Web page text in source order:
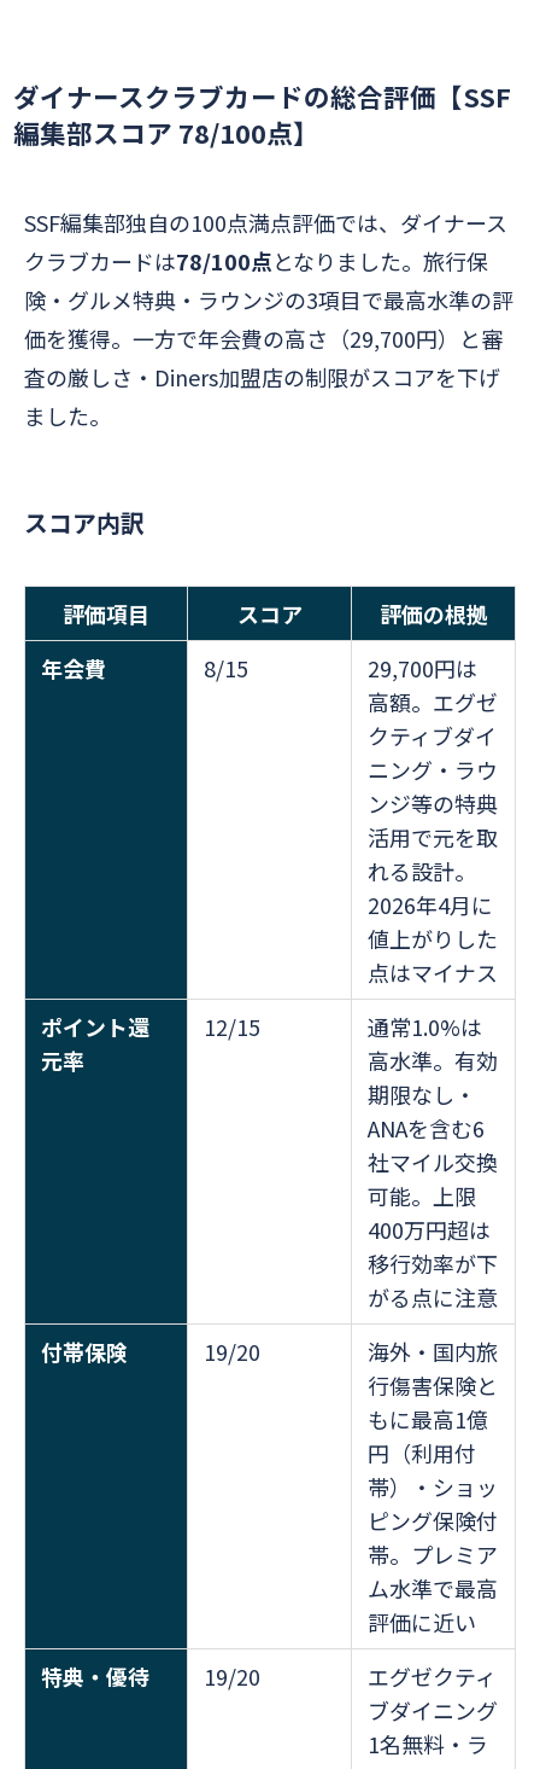
ダイナースクラブカードの総合評価【SSF
編集部スコア 78/100点】
SSF編集部独自の100点満点評価では、ダイナース
クラブカードは78/100点となりました。旅行保
険・グルメ特典・ラウンジの3項目で最高水準の評
価を獲得。一方で年会費の高さ（29,700円）と審
査の厳しさ・Diners加盟店の制限がスコアを下げ
ました。
スコア内訳
評価項目 スコア
評価の根拠
年会費
8/15
29,700円は
高額。エグゼ
クティブダイ
ニング・ラウ
ンジ等の特典
活用で元を取
れる設計。
2026年4月に
値上がりした
点はマイナス
ポイント還
元率
12/15
通常1.0%は
高水準。有効
期限なし・
ANAを含む6
社マイル交換
可能。上限
400万円超は
移行効率が下
がる点に注意
付帯保険
19/20
海外・国内旅
行傷害保険と
もに最高1億
円（利用付
帯）・ショッ
ピング保険付
帯。プレミア
ム水準で最高
評価に近い
特典・優待
19/20
エグゼクティ
ブダイニング
1名無料・ラ